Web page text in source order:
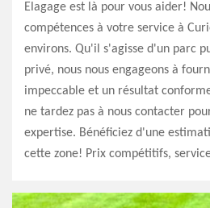
Elagage est là pour vous aider!
compétences à votre service à
environs. Qu'il s'agisse d'un parc
privé, nous nous engageons à
impeccable et un résultat
ne tardez pas à nous contacter
expertise. Bénéficiez d'une
cette zone! Prix compétitifs,